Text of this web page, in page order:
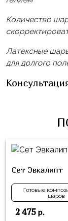
Количество
Латексные
для долгого
Сет Эвкалипт
Готовые
шаров
2 475р.
см
81
см
Фольга
с
фигуры
Готовые
Выпускной
Сентября
Хэллоуин
Девичник
Девочка
Кота
ми-
мишки
Грузовичок
Смешарики/
Сердце
Мой
Маленький
г.
Бор,
62/2